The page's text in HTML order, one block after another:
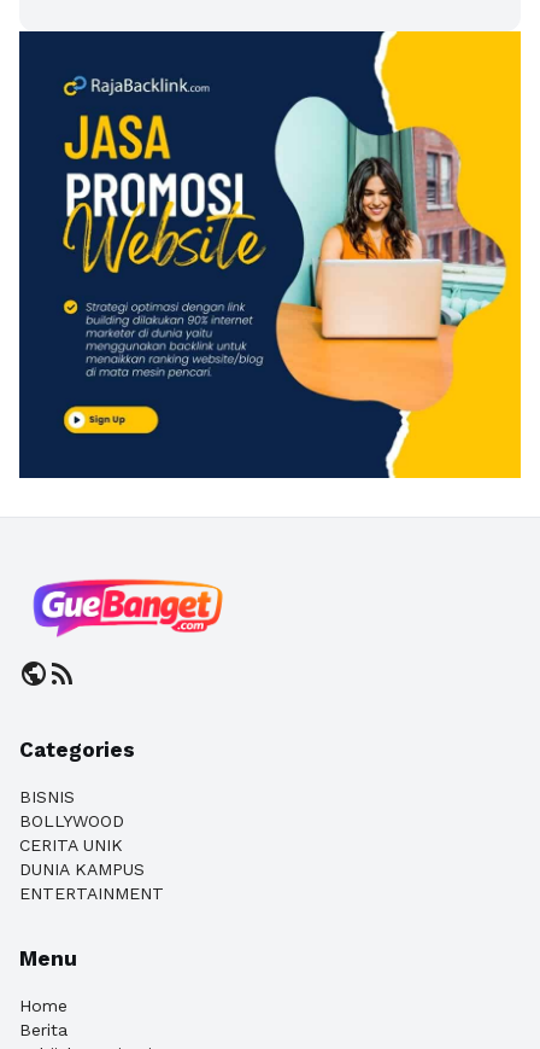
publicrss_feed
Categories
BISNIS
BOLLYWOOD
CERITA UNIK
DUNIA KAMPUS
ENTERTAINMENT
Menu
Home
Berita